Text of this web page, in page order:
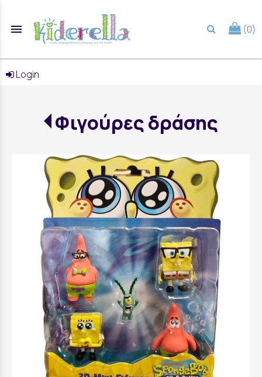
menu (0)
Login
Φιγούρες δράσης